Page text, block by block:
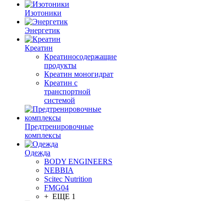
Изотоники
Энергетик
Креатин
Креатиносодержащие
продукты
Креатин моногидрат
Креатин с
транспортной
системой
Предтренировочные
комплексы
Одежда
BODY ENGINEERS
NEBBIA
Scitec Nutrition
FMG04
+ ЕЩЕ 1